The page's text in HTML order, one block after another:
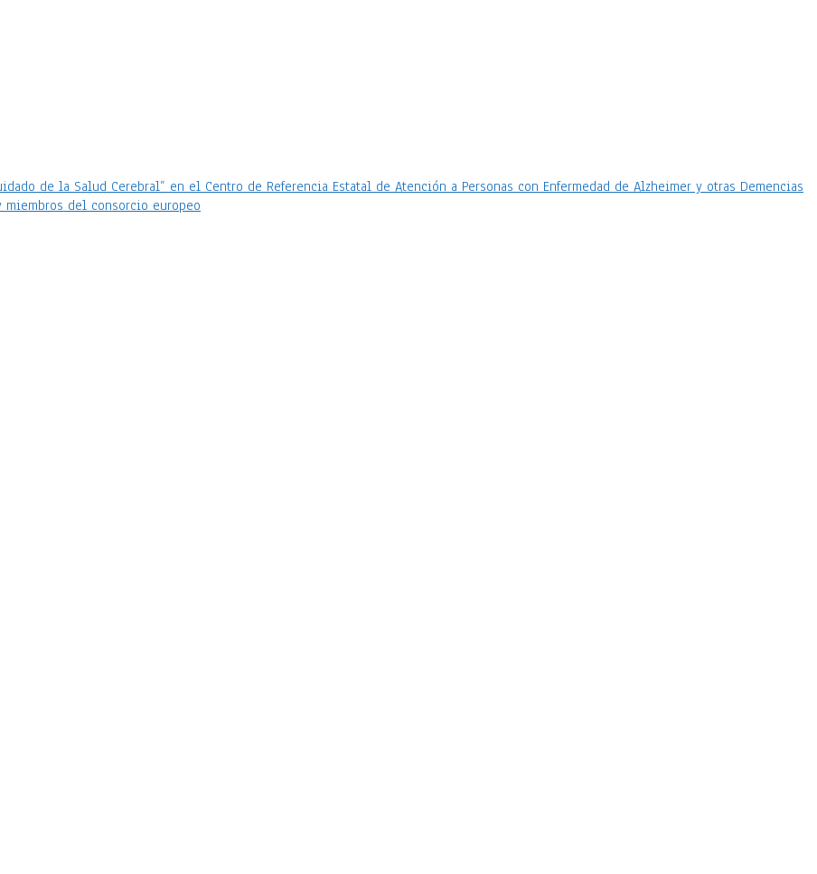
de la Salud Cerebral” en el Centro de Referencia Estatal de Atención a Personas con Enfermedad de Alzheimer y otras Demencias
miembros del consorcio europeo